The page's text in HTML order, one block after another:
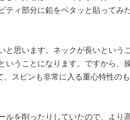
ティ部分に鉛をベタッと貼ってみ
と思います。ネックが長いという
いうことになります。ですから、
スピンも非常に入る重心特性のも
ルを削ったりしていたので、より